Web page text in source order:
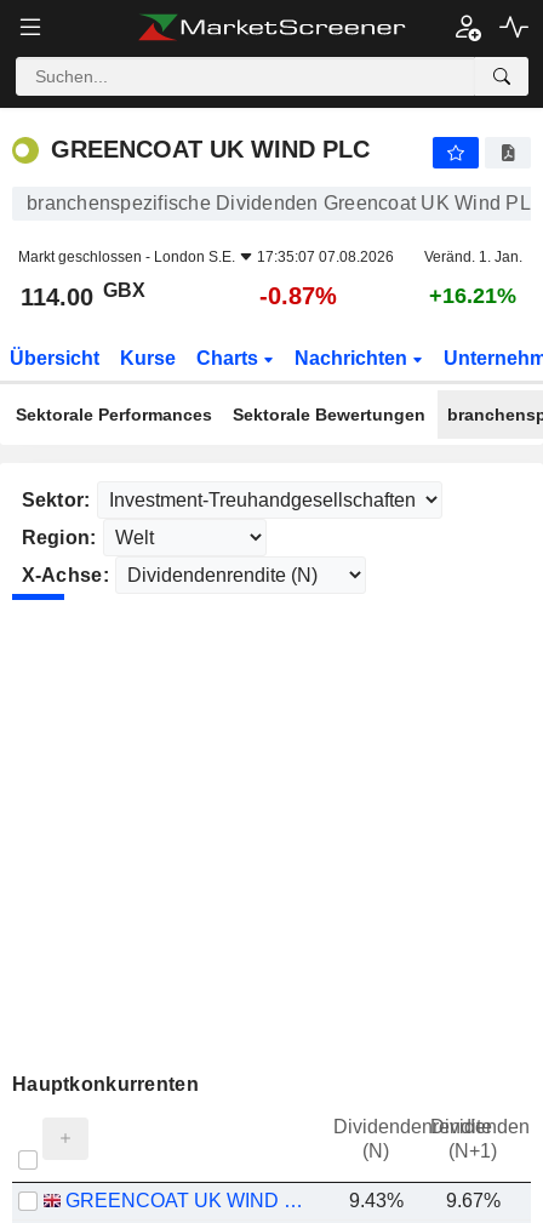
GREENCOAT UK WIND PLC
GREENCOAT UK WIND PLC
branchenspezifische Dividenden Greencoat UK Wind
Markt geschlossen - London S.E. 17:35:07 07.08.2026 Veränd. 1. Jan.
114.00 GBX -0.87% +16.21%
Übersicht Kurse Charts Nachrichten
Sektorale Performances Sektorale Bewertungen
Sektor:
Region:
X-Achse:
Hauptkonkurrenten
Dividendenrendite
(N)
(N+1)
GREENCOAT UK WIND PLC 9.43%
9.67%